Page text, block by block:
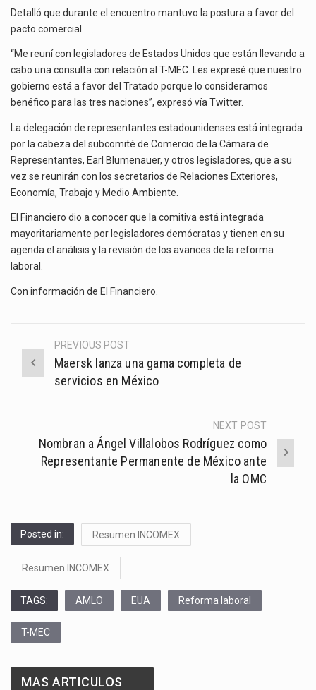
T-
Detalló que durante el encuentro mantuvo la postura a favor del
pacto comercial.
“Me reuní con legisladores de Estados Unidos que están llevando a
cabo una consulta con relación al T-MEC. Les expresé que nuestro
gobierno está a favor del Tratado porque lo consideramos
benéfico para las tres naciones”, expresó vía Twitter.
La delegación de representantes estadounidenses está integrada
por la cabeza del subcomité de Comercio de la Cámara de
Representantes, Earl Blumenauer, y otros legisladores, que a su
vez se reunirán con los secretarios de Relaciones Exteriores,
Economía, Trabajo y Medio Ambiente.
El Financiero dio a conocer que la comitiva está integrada
mayoritariamente por legisladores demócratas y tienen en su
agenda el análisis y la revisión de los avances de la reforma
laboral.
Con información de El Financiero
Post
navigation
PREVIOUS POST
Maersk lanza una gama completa de
servicios en México
NEXT POST
Nombran a Ángel Villalobos Rodríguez como
Representante Permanente de México ante
la OMC
Posted in: Resumen INCOMEX
Resumen INCOMEX
TAGS: AMLO EUA Reforma laboral
T-MEC
MAS ARTICULOS